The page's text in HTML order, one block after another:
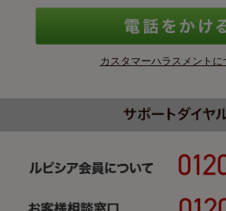
カスタマーハラスメントに